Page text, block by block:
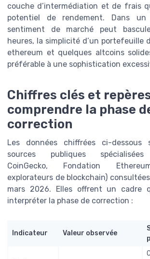
couche d’intermédiation et de frais
potentiel de rendement. Dans
sentiment de marché peut
heures, la simplicité d’un portefeuille
ethereum et quelques altcoins
préférable à une sophistication
Chiffres clés et
comprendre la phase
correction
Les données chiffrées ci-dessous
sources publiques spécialisées
CoinGecko, Fondation
explorateurs de blockchain)
mars 2026. Elles offrent un cadre
interpréter la phase de correction :
Indicateur Valeur observée